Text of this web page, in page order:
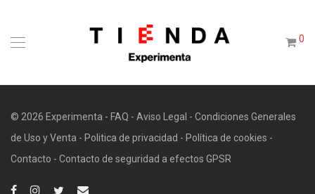
0
© 2026 Experimenta - FAQ - Aviso Legal - Condiciones Generales
de Uso y Venta - Politica de privacidad - Política de cookies -
Contacto - Contacto de seguridad a efectos GPSR